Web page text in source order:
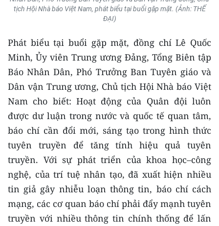
tịch Hội Nhà báo Việt Nam, phát biểu tại buổi gặp mặt. (Ảnh: THẾ
ĐẠI)
Phát biểu tại buổi gặp mặt, đồng chí Lê Quốc
Minh, Ủy viên Trung ương Đảng, Tổng Biên tập
Báo Nhân Dân, Phó Trưởng Ban Tuyên giáo và
Dân vận Trung ương, Chủ tịch Hội Nhà báo Việt
Nam cho biết: Hoạt động của Quân đội luôn
được dư luận trong nước và quốc tế quan tâm,
báo chí cần đổi mới, sáng tạo trong hình thức
tuyên truyền để tăng tính hiệu quả tuyên
truyền. Với sự phát triển của khoa học–công
nghệ, của trí tuệ nhân tạo, đã xuất hiện nhiều
tin giả gây nhiễu loạn thông tin, báo chí cách
mạng, các cơ quan báo chí phải đẩy mạnh tuyên
truyền với nhiều thông tin chính thống để lấn